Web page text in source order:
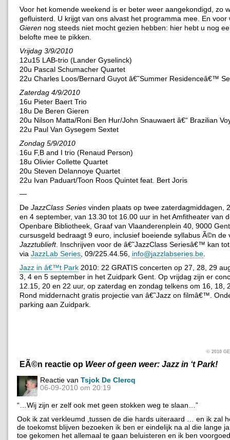
Voor het komende weekend is er beter weer aangekondigd, zo
gefluisterd. U krijgt van ons alvast het programma mee. En
Gieren nog steeds niet mocht gezien hebben: hier hebt u nog
belofte mee te pikken.
Vrijdag 3/9/2010
12u15 LAB-trio (Lander Gyselinck)
20u Pascal Schumacher Quartet
22u Charles Loos/Bernard Guyot â€˜Summer Residenceâ€™
Zaterdag 4/9/2010
16u Pieter Baert Trio
18u De Beren Gieren
20u Nilson Matta/Roni Ben Hur/John Snauwaert â€“ Brazilian
22u Paul Van Gysegem Sextet
Zondag 5/9/2010
16u F,B and I trio (Renaud Person)
18u Olivier Collette Quartet
20u Steven Delannoye Quartet
22u Ivan Paduart/Toon Roos Quintet feat. Bert Joris
—
De JazzClass Series vinden plaats op twee zaterdagmiddagen,
en 4 september, van 13.30 tot 16.00 uur in het Amfitheater van
Openbare Bibliotheek, Graaf van Vlaanderenplein 40, 9000
cursusgeld bedraagt 9 euro, inclusief boeiende syllabus Ã©n de
Jazztublieft. Inschrijven voor de â€˜JazzClass Seriesâ€™ kan
via JazzLab Series, 09/225.44.56, info@jazzlabseries.be.
Jazz in â€™t Park 2010: 22 GRATIS concerten op 27, 28, 29
3, 4 en 5 september in het Zuidpark Gent. Op vrijdag zijn er
12.15, 20 en 22 uur, op zaterdag en zondag telkens om 16, 18,
Rond middernacht gratis projectie van â€˜Jazz on filmâ€™.
parking aan Zuidpark.
© 2010
EÃ©n reactie op Weer of geen weer: Jazz in ‘t Park!
Reactie van Tsjok De Clercq
06-09-2010 om 20:19
“…Wij zijn er zelf ook met geen stokken weg te slaan…”
Ook ik zat verkleumd ,tussen de die hards uiteraard … en ik zal
de toekomst blijven bezoeken ik ben er eindelijk na al die lange
toe gekomen het allemaal te gaan beluisteren en ik ben